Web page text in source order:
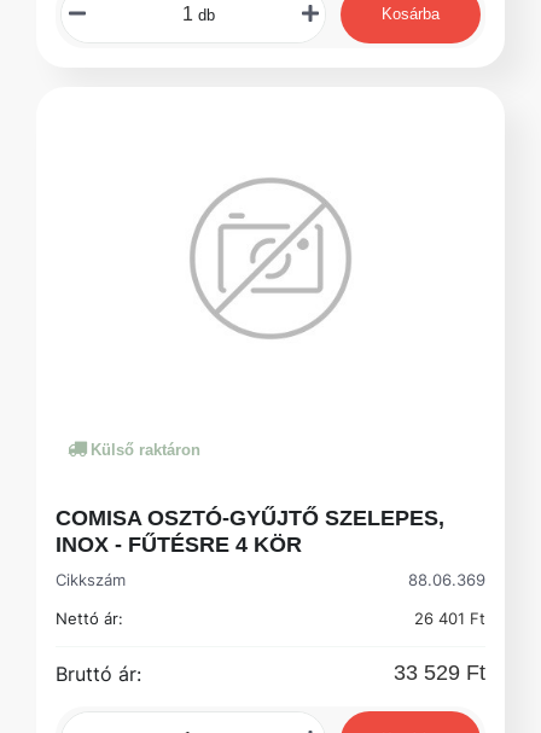
db Kosárba
Külső raktáron
COMISA OSZTÓ-GYŰJTŐ SZELEPES,
INOX - FŰTÉSRE 4 KÖR
Cikkszám
88.06.369
Nettó ár:
26 401 Ft
Bruttó ár: 33 529 Ft